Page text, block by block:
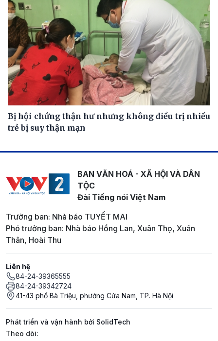
Bị hội chứng thận hư nhưng không điều trị nhiều
trẻ bị suy thận mạn
BAN VĂN HOÁ - XÃ HỘI VÀ DÂN
TỘC
Đài Tiếng nói Việt Nam
Trưởng ban: Nhà báo TUYẾT MAI
Phó trưởng ban: Nhà báo Hồng Lan, Xuân Thọ, Xuân
Thân, Hoài Thu
Liên hệ
84-24-39365555
84-24-39342724
41-43 phố Bà Triệu, phường Cửa Nam, TP. Hà Nội
Phát triển và vận hành bởi SolidTech
Mạng xã hội
Theo dõi: